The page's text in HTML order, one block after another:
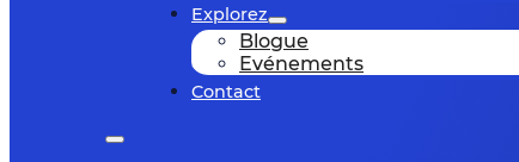
Explorez
Blogue
Evénements
Contact